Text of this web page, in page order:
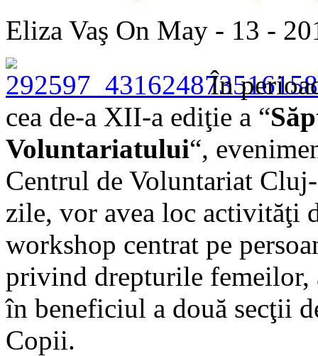
Eliza Vaş On May - 13 -
În
cea de-a XII-a ediţie a “
Voluntariatului“,
Centrul de Voluntariat
zile, vor avea loc activităţi
workshop centrat pe
privind drepturile
în beneficiul a două secţii
Copii.